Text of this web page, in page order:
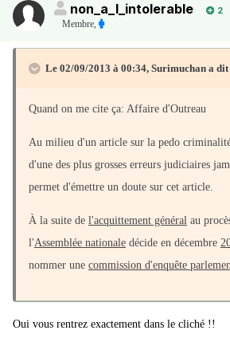
non_a_l_intolerable
2
Membre,
Le 02/09/2013 à 00:34, Surimuchan a dit
Quand on me cite ça: Affaire d'Outreau
Au milieu d'un article sur la pedo
d'une des plus grosses erreurs judiciaires
permet d'émettre un doute sur cet article.
À la suite de l'acquittement général au
l'Assemblée nationale décide en décembre
nommer une commission d'enquête
Oui vous rentrez exactement dans le cliché !!